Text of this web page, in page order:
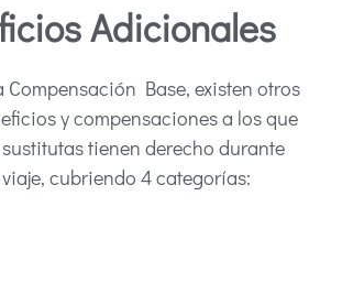
Adicionales
Compensación Base, existen otros
y compensaciones a los que
tienen derecho durante
cubriendo 4 categorías: